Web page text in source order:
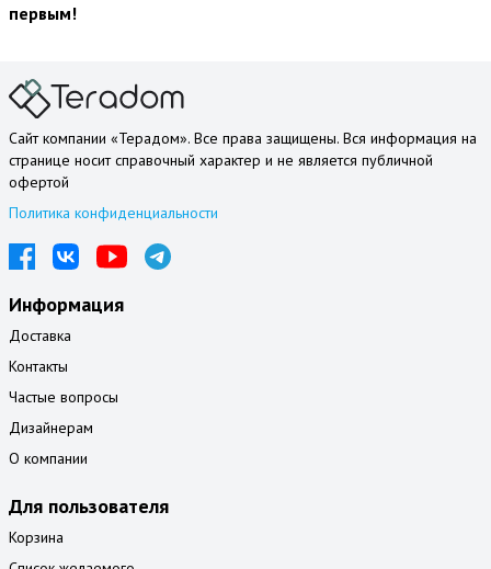
первым!
Сайт компании «Терадом». Все права защищены. Вся информация на
странице носит справочный характер и не является публичной
офертой
Политика конфиденциальности
Информация
Доставка
Контакты
Частые вопросы
Дизайнерам
О компании
Для пользователя
Корзина